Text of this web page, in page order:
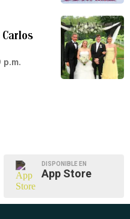
Carlos
DISPONIBLE EN
App Store